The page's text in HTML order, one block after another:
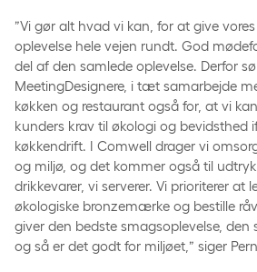
”Vi gør alt hvad vi kan, for at give
oplevelse hele vejen rundt. God
del af den samlede oplevelse. Derfor
MeetingDesignere, i tæt samarbejde
køkken og restaurant også for, at vi
kunders krav til økologi og
køkkendrift. I Comwell drager vi
og miljø, og det kommer også til
drikkevarer, vi serverer. Vi prioriterer at
økologiske bronzemærke og bestille
giver den bedste smagsoplevelse, den
og så er det godt for miljøet,” siger